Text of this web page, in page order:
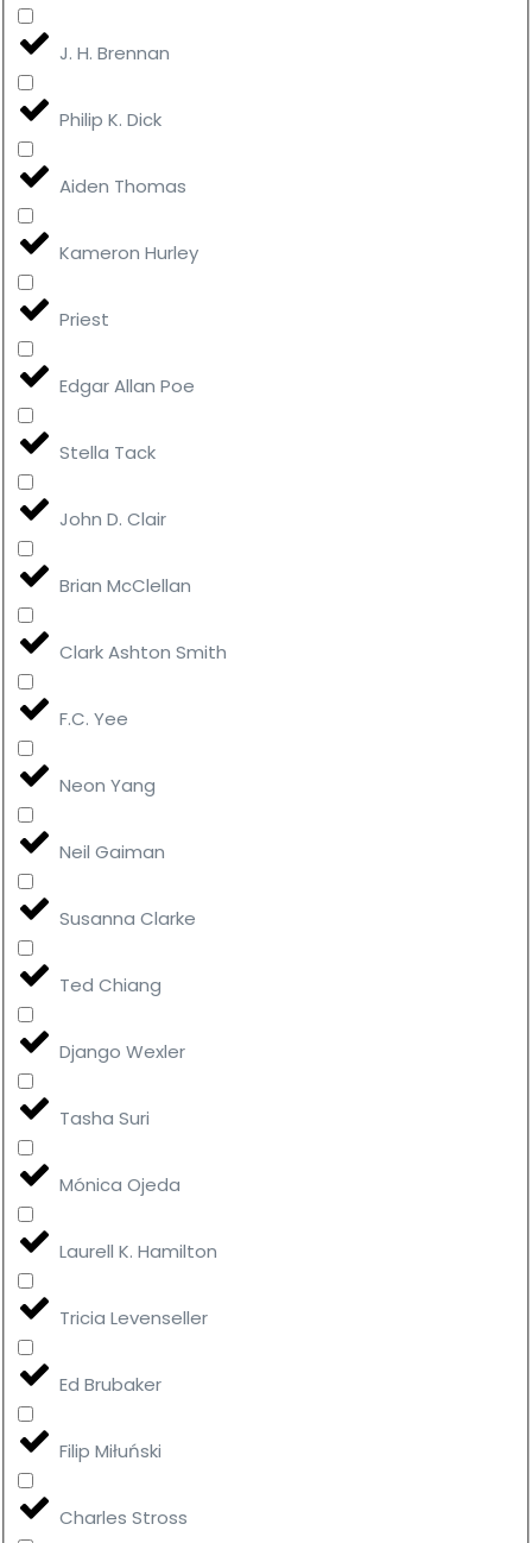
J. H. Brennan
Philip K. Dick
Aiden Thomas
Kameron Hurley
Priest
Edgar Allan Poe
Stella Tack
John D. Clair
Brian McClellan
Clark Ashton Smith
F.C. Yee
Neon Yang
Neil Gaiman
Susanna Clarke
Ted Chiang
Django Wexler
Tasha Suri
Mónica Ojeda
Laurell K. Hamilton
Tricia Levenseller
Ed Brubaker
Filip Miłuński
Charles Stross